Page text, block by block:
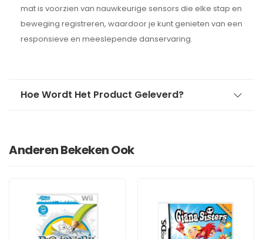
mat is voorzien van nauwkeurige sensors die elke stap en
beweging registreren, waardoor je kunt genieten van een
responsieve en meeslepende danservaring.
Hoe Wordt Het Product Geleverd?
Anderen Bekeken Ook